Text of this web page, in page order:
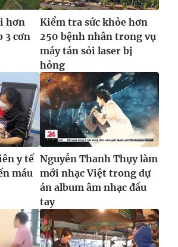
024.66 897 897
7300.7108
mọi hình thức nếu không có sự chấp
Ghi rõ nguồn VTV.vn khi phát hành lại
hơn
3 cơn
Kiểm tra sức khỏe hơn
250 bệnh nhân trong vụ
máy tán sỏi laser bị
hỏng
y tế
máu
Nguyễn Thanh Thụy làm
mới nhạc Việt trong dự
án album âm nhạc đầu
tay